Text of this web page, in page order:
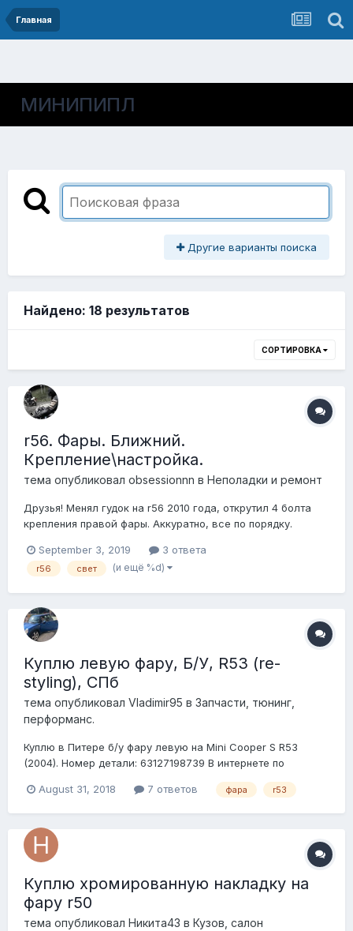
Главная
МИНИПИПЛ
Другие варианты поиска
Найдено: 18 результатов
СОРТИРОВКА
r56. Фары. Ближний.
Крепление\настройка.
тема опубликовал obsessionnn в Неполадки и ремонт
Друзья! Менял гудок на r56 2010 года, открутил 4 болта
крепления правой фары. Аккуратно, все по порядку.
вниз. Есть два регулировочных винта. Регулировка по
вертикали не поднимает на необходимую высоту. Под
September 3, 2019 3 ответа
r56 свет (и ещё %d)
Куплю левую фару, Б/У, R53 (re-
styling), СПб
тема опубликовал Vladimir95 в Запчасти, тюнинг,
перформанс.
Куплю в Питере б/у фару левую на Mini Cooper S R53
(2004). Номер детали: 63127198739 В интернете по
Фото не приложить, к сожалению. Поэтому указываю
варианты с покупкой не целого...
August 31, 2018 7 ответов фара r53
Куплю хромированную накладку на
фару r50
тема опубликовал Никита43 в Кузов, салон